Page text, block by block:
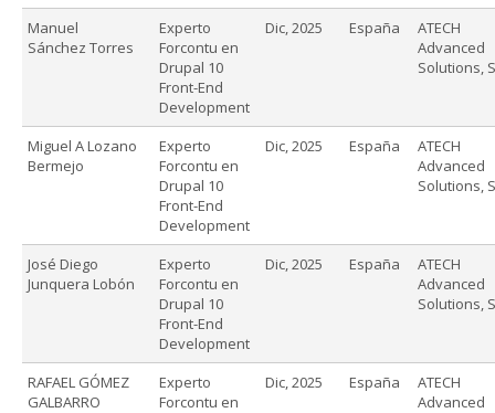
Manuel
Sánchez Torres
Experto
Forcontu en
Drupal 10
Front-End
Development
Dic, 2025 España
ATECH
Advanced
Solutions,
Miguel A Lozano
Bermejo
Experto
Forcontu en
Drupal 10
Front-End
Development
Dic, 2025 España
ATECH
Advanced
Solutions,
José Diego
Junquera Lobón
Experto
Forcontu en
Drupal 10
Front-End
Development
Dic, 2025 España
ATECH
Advanced
Solutions,
RAFAEL GÓMEZ
GALBARRO
Experto
Forcontu en
Dic, 2025 España
ATECH
Advanced